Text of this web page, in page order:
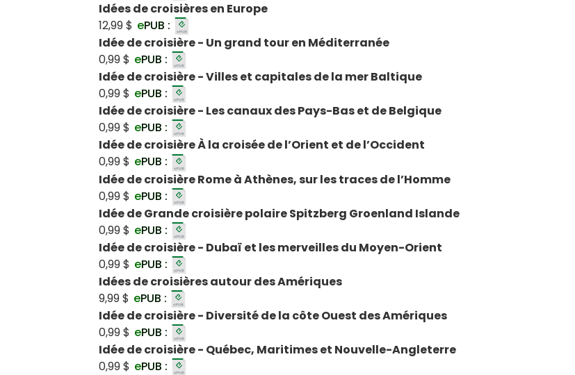
Idées de croisières en Europe
12,99 $ ePUB :
Idée de croisière - Un grand tour en Méditerranée
0,99 $ ePUB :
Idée de croisière - Villes et capitales de la mer Baltique
0,99 $ ePUB :
Idée de croisière - Les canaux des Pays-Bas et de Belgique
0,99 $ ePUB :
Idée de croisière À la croisée de l’Orient et de l’Occident
0,99 $ ePUB :
Idée de croisière Rome à Athènes, sur les traces de l’Homme
0,99 $ ePUB :
Idée de Grande croisière polaire Spitzberg Groenland Islande
0,99 $ ePUB :
Idée de croisière - Dubaï et les merveilles du Moyen-Orient
0,99 $ ePUB :
Idées de croisières autour des Amériques
9,99 $ ePUB :
Idée de croisière - Diversité de la côte Ouest des Amériques
0,99 $ ePUB :
Idée de croisière - Québec, Maritimes et Nouvelle-Angleterre
0,99 $ ePUB :